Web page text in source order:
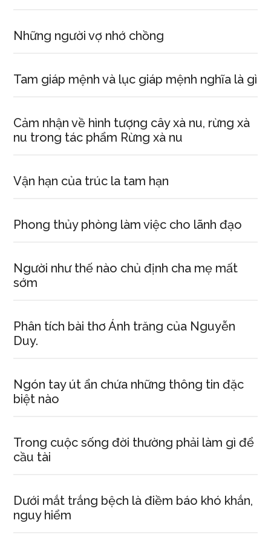
Những người vợ nhớ chồng
Tam giáp mệnh và lục giáp mệnh nghĩa là gì
Cảm nhận về hình tượng cây xà nu, rừng xà
nu trong tác phẩm Rừng xà nu
Vận hạn của trúc la tam hạn
Phong thủy phòng làm việc cho lãnh đạo
Người như thế nào chủ định cha mẹ mất
sớm
Phân tích bài thơ Ánh trăng của Nguyễn
Duy.
Ngón tay út ẩn chứa những thông tin đặc
biệt nào
Trong cuộc sống đời thường phải làm gì để
cầu tài
Dưới mắt trắng bệch là điềm báo khó khắn,
nguy hiểm